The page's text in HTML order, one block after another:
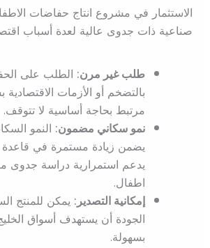
الاستثمار في مشروع انتاج حفاضات
صناعية ذات جدوى عالية لعدة أسباب
طلب غير مرن:الطلب على
بالتضخم أو الأزمات
مرتبط بحاجة أساسية لا تتوقف.
نمو سكاني مضمون:النمو
يضمن زيادة مستمرة في قاعدة
يدعم استمرارية دراسة جدوى
اطفال.
إمكانية التصدير:يمكن للمنتج
الجودة أن يستهدف أسواق
بسهولة.